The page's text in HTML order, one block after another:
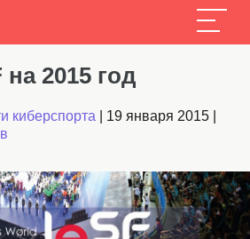
2015 год
киберспорта 19 января 2015